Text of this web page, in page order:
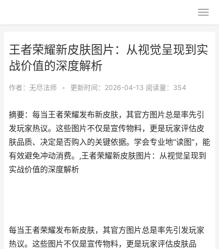
王者荣耀新皮肤图片：从视觉呈现到实
战价值的深度解析
作者： 无尽法师 • 更新时间：2026-04-13 阅读量：354
摘要：每当王者荣耀发布新皮肤，其官方图片总是率先引
发玩家热议。这些图片不仅是宣传物料，更是玩家评估皮
肤品质、决定是否购入的关键依据。学会专业地“读图”，能
有效避免冲动消费。,王者荣耀新皮肤图片：从视觉呈现到
实战价值的深度解析
每当王者荣耀发布新皮肤，其官方图片总是率先引发玩家
热议。这些图片不仅是宣传物料，更是玩家评估皮肤品